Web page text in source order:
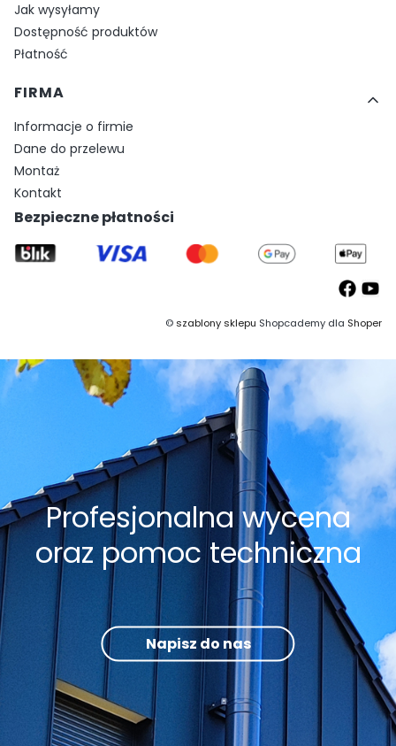
Jak wysyłamy
Dostępność produktów
Płatność
FIRMA
Informacje o firmie
Dane do przelewu
Montaż
Kontakt
Bezpieczne płatności
©szablony sklepu Shopcademy dla Shoper
Profesjonalna wycena
oraz pomoc techniczna
Napisz do nas